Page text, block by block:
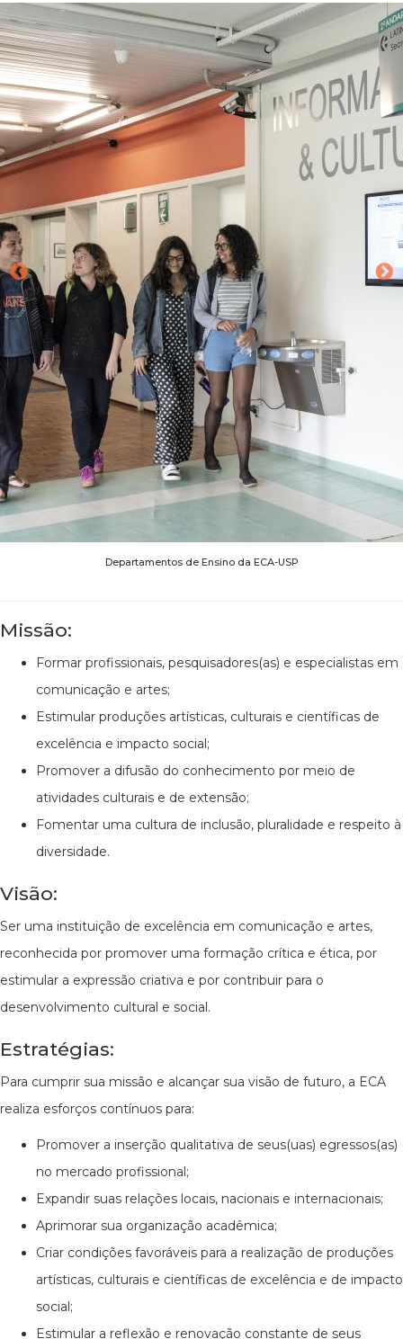
Departamentos de Ensino da ECA-USP
Missão:
Formar profissionais, pesquisadores(as) e especialistas em
comunicação e artes;
Estimular produções artísticas, culturais e científicas de
excelência e impacto social;
Promover a difusão do conhecimento por meio de
atividades culturais e de extensão;
Fomentar uma cultura de inclusão, pluralidade e respeito à
diversidade.
Visão:
Ser uma instituição de excelência em comunicação e artes,
reconhecida por promover uma formação crítica e ética, por
estimular a expressão criativa e por contribuir para o
desenvolvimento cultural e social.
Estratégias:
Para cumprir sua missão e alcançar sua visão de futuro, a ECA
realiza esforços contínuos para:
Promover a inserção qualitativa de seus(uas) egressos(as)
no mercado profissional;
Expandir suas relações locais, nacionais e internacionais;
Aprimorar sua organização acadêmica;
Criar condições favoráveis para a realização de produções
artísticas, culturais e científicas de excelência e de impacto
social;
Estimular a reflexão e renovação constante de seus